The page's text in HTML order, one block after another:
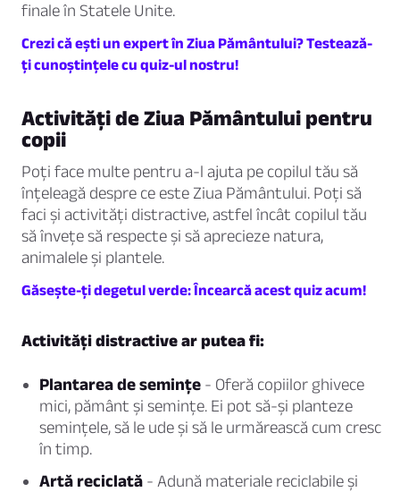
finale în Statele Unite.
Crezi că ești un expert în Ziua Pământului? Testează-
ți cunoștințele cu quiz-ul nostru!
Activități de Ziua Pământului pentru
copii
Poți face multe pentru a-l ajuta pe copilul tău să
înțeleagă despre ce este Ziua Pământului. Poți să
faci și activități distractive, astfel încât copilul tău
să învețe să respecte și să aprecieze natura,
animalele și plantele.
Găsește-ți degetul verde: Încearcă acest quiz acum!
Activități distractive ar putea fi:
Plantarea de semințe - Oferă copiilor ghivece
mici, pământ și semințe. Ei pot să-și planteze
semințele, să le ude și să le urmărească cum cresc
în timp.
Artă reciclată - Adună materiale reciclabile și